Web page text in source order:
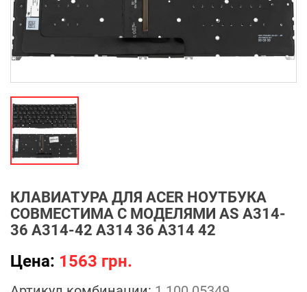
КЛАВИАТУРА ДЛЯ ACER НОУТБУКА
СОВМЕСТИМА С МОДЕЛЯМИ AS A314-
36 A314-42 A314 36 A314 42
Цена: 1563 грн.